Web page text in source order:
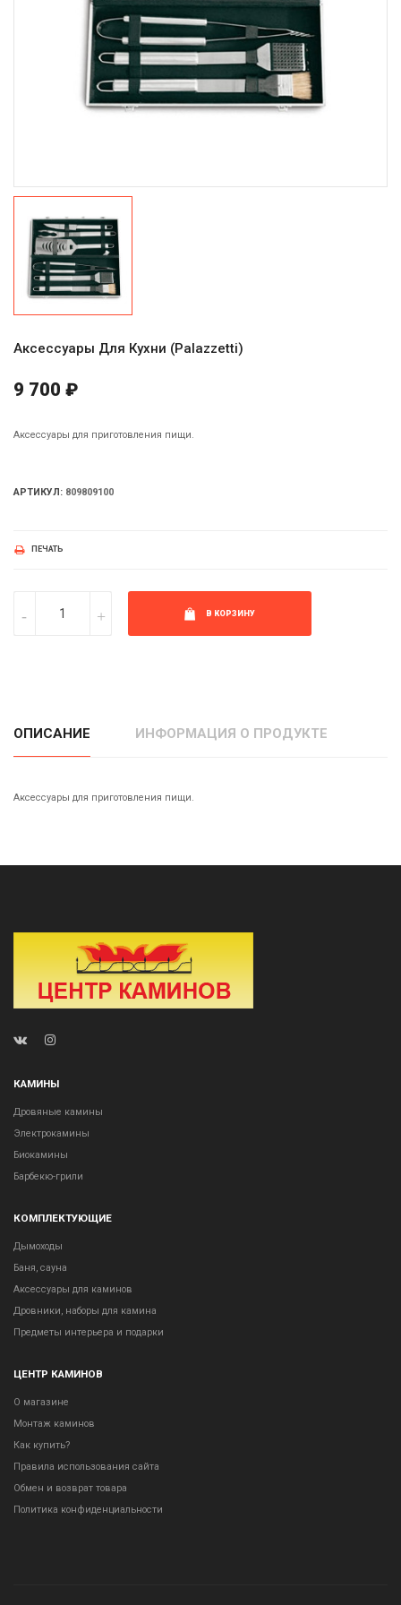
Аксессуары Для Кухни (Palazzetti)
9 700 ₽
Аксессуары для приготовления пищи.
АРТИКУЛ: 809809100
ПЕЧАТЬ
В КОРЗИНУ
ОПИСАНИЕ ИНФОРМАЦИЯ О ПРОДУКТЕ
Аксессуары для приготовления пищи.
КАМИНЫ
Дровяные камины
Электрокамины
Биокамины
Барбекю-грили
КОМПЛЕКТУЮЩИЕ
Дымоходы
Баня, сауна
Аксессуары для каминов
Дровники, наборы для камина
Предметы интерьера и подарки
ЦЕНТР КАМИНОВ
О магазине
Монтаж каминов
Как купить?
Правила использования сайта
Обмен и возврат товара
Политика конфиденциальности